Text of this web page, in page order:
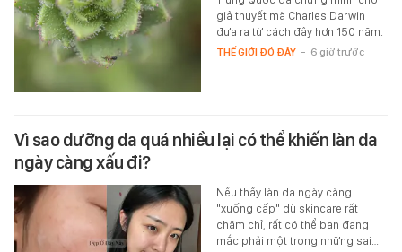
giả thuyết mà Charles Darwin
đưa ra từ cách đây hơn 150 năm.
THẾ GIỚI ĐÓ ĐÂY - 6 giờ trước
Vì sao dưỡng da quá nhiều lại có thể khiến làn da
ngày càng xấu đi?
Nếu thấy làn da ngày càng
"xuống cấp" dù skincare rất
chăm chỉ, rất có thể bạn đang
mắc phải một trong những sai…